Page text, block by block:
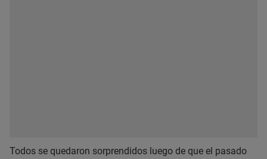
Todos se quedaron sorprendidos luego de que el pasado